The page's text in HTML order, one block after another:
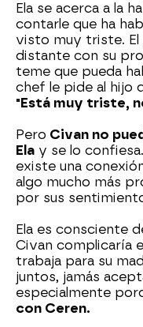
Ela se acerca a la
contarle que ha
visto muy triste. El
distante con su
teme que pueda
chef le pide al hijo
"Está muy triste,
Pero Civan no
Ela y se lo
existe una
algo mucho más
por sus
Ela es consciente
Civan complicaría
trabaja para su
juntos, jamás
especialmente
con Ceren.